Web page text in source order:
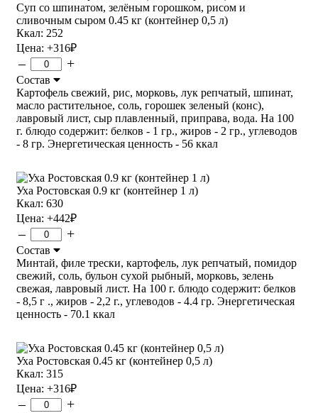
Суп со шпинатом, зелёным горошком, рисом и
сливочным сыром 0.45 кг (контейнер 0,5 л)
Ккал: 252
Цена: +316₽
– +
Состав
Картофель свежий, рис, морковь, лук репчатый, шпинат,
масло растительное, соль, горошек зеленый (конс),
лавровый лист, сыр плавленный, приправа, вода. На 100
г. блюдо содержит: белков - 1 гр., жиров - 2 гр., углеводов
- 8 гр. Энергетическая ценность - 56 ккал
Уха Ростовская 0.9 кг (контейнер 1 л)
Ккал: 630
Цена: +442₽
– +
Состав
Минтай, филе трески, картофель, лук репчатый, помидор
свежий, соль, бульон сухой рыбный, морковь, зелень
свежая, лавровый лист. На 100 г. блюдо содержит: белков
- 8,5 г ., жиров - 2,2 г., углеводов - 4.4 гр. Энергетическая
ценность - 70.1 ккал
Уха Ростовская 0.45 кг (контейнер 0,5 л)
Ккал: 315
Цена: +316₽
– +